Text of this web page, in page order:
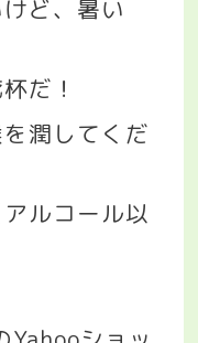
ど、暑い
だ！
潤してくだ
ルコール以